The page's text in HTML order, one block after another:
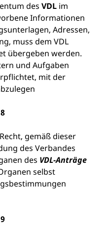
des VDL im
Informationen
Adressen,
muss dem VDL
übergeben werden.
und Aufgaben
mit der
gemäß dieser
des Verbandes
des VDL-Anträge
selbst